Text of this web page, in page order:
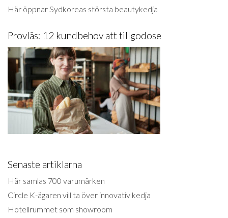
Här öppnar Sydkoreas största beautykedja
Provläs: 12 kundbehov att tillgodose
Senaste artiklarna
Här samlas 700 varumärken
Circle K-ägaren vill ta över innovativ kedja
Hotellrummet som showroom